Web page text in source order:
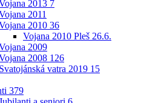
2013 7
2011
2010 36
Vojana 2010 Pleš 26.6.
2009
2008 126
Svatojánská vatra 2019 15
379